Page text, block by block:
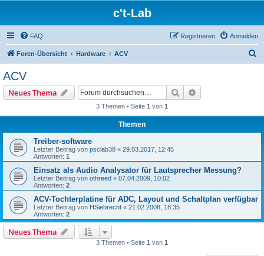
c't-Lab
FAQ Anmelden
Registrieren
Foren-Übersicht Hardware ACV
ACV
Neues Thema Suche
3 Themen • Seite 1 von 1
Themen
Treiber-software
Letzter Beitrag von psclab38 « 29.03.2017, 12:45
Antworten: 1
Einsatz als Audio Analysator für Lautsprecher Messung?
Letzter Beitrag von othreed « 07.04.2009, 10:02
Antworten: 2
ACV-Tochterplatine für ADC, Layout und Schaltplan verfügbar
Letzter Beitrag von HSiebrecht « 21.02.2008, 18:35
Antworten: 2
Neues Thema
3 Themen • Seite 1 von 1